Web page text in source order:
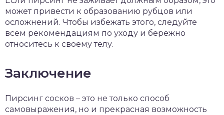
может привести к образованию рубцов или
осложнений. Чтобы избежать этого, следуйте
всем рекомендациям по уходу и бережно
относитесь к своему телу.
Заключение
Пирсинг сосков – это не только способ
самовыражения, но и прекрасная возможность